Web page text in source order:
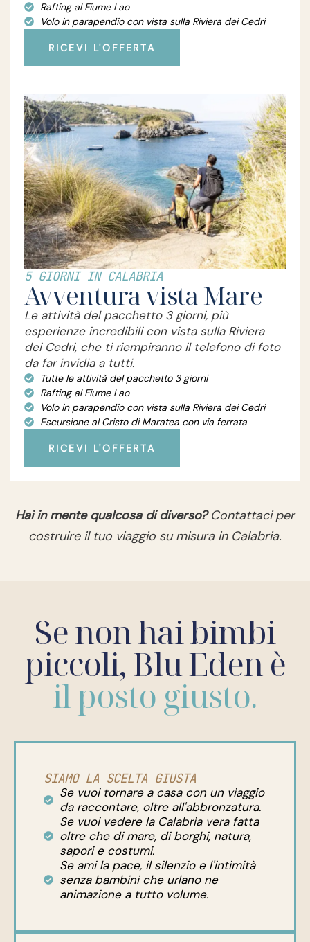
Rafting al Fiume Lao
Volo in parapendio con vista sulla Riviera dei Cedri
RICEVI L'OFFERTA
5 GIORNI IN CALABRIA
Avventura vista Mare
Le attività del pacchetto 3 giorni, più
esperienze incredibili con vista sulla Riviera
dei Cedri, che ti riempiranno il telefono di foto
da far invidia a tutti.
Tutte le attività del pacchetto 3 giorni
Rafting al Fiume Lao
Volo in parapendio con vista sulla Riviera dei Cedri
Escursione al Cristo di Maratea con via ferrata
RICEVI L'OFFERTA
Hai in mente qualcosa di diverso?Contattaci per
costruire il tuo viaggio su misura in Calabria.
Se non hai bimbi
piccoli, Blu Eden è
il posto giusto.
SIAMO LA SCELTA GIUSTA
Se vuoi tornare a casa con un viaggio
da raccontare, oltre all'abbronzatura.
Se vuoi vedere la Calabria vera fatta
oltre che di mare, di borghi, natura,
sapori e costumi.
Se ami la pace, il silenzio e l'intimità
senza bambini che urlano ne
animazione a tutto volume.